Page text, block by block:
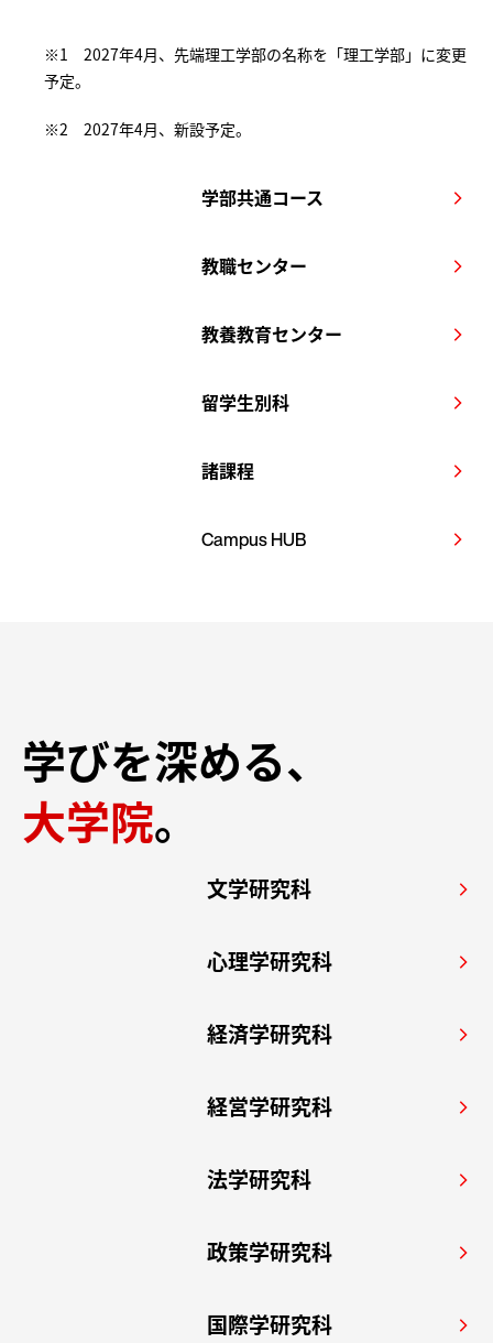
※1 2027年4月、先端理工学部の名称を「理工学部」に変更
予定。
※2 2027年4月、新設予定。
学部共通コース arrow_forward_ios
教職センター arrow_forward_ios
教養教育センター arrow_forward_ios
留学生別科 arrow_forward_ios
諸課程 arrow_forward_ios
Campus HUB arrow_forward_ios
学びを深める、
大学院。
文学研究科 arrow_forward_ios
心理学研究科 arrow_forward_ios
経済学研究科 arrow_forward_ios
経営学研究科 arrow_forward_ios
法学研究科 arrow_forward_ios
政策学研究科 arrow_forward_ios
国際学研究科 arrow_forward_ios